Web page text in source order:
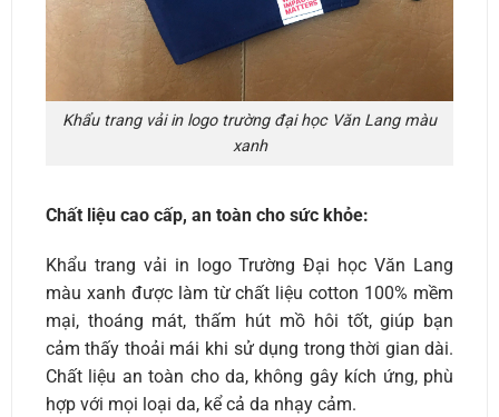
Khẩu trang vải in logo trường đại học Văn Lang màu
xanh
Chất liệu cao cấp, an toàn cho sức khỏe:
Khẩu trang vải in logo Trường Đại học Văn Lang
màu xanh được làm từ chất liệu cotton 100% mềm
mại, thoáng mát, thấm hút mồ hôi tốt, giúp bạn
cảm thấy thoải mái khi sử dụng trong thời gian dài.
Chất liệu an toàn cho da, không gây kích ứng, phù
hợp với mọi loại da, kể cả da nhạy cảm.